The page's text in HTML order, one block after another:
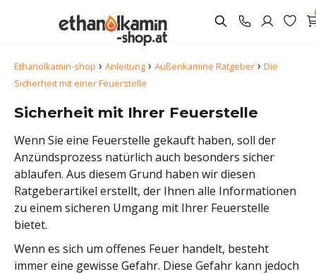
Ethanolkamin-shop › Anleitung › Außenkamine Ratgeber › Die
Sicherheit mit einer Feuerstelle
Sicherheit mit Ihrer Feuerstelle
Wenn Sie eine Feuerstelle gekauft haben, soll der
Anzündsprozess natürlich auch besonders sicher
ablaufen. Aus diesem Grund haben wir diesen
Ratgeberartikel erstellt, der Ihnen alle Informationen
zu einem sicheren Umgang mit Ihrer Feuerstelle
bietet.
Wenn es sich um offenes Feuer handelt, besteht
immer eine gewisse Gefahr. Diese Gefahr kann jedoch